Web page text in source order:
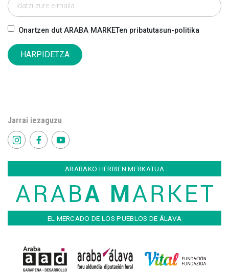
Onartzen dut ARABA MARKETen pribatutasun-politika
HARPIDETZA
Jarrai iezaguzu
ARABAKO HERRIEN MERKATUA
EL MERCADO DE LOS PUEBLOS DE ÁLAVA